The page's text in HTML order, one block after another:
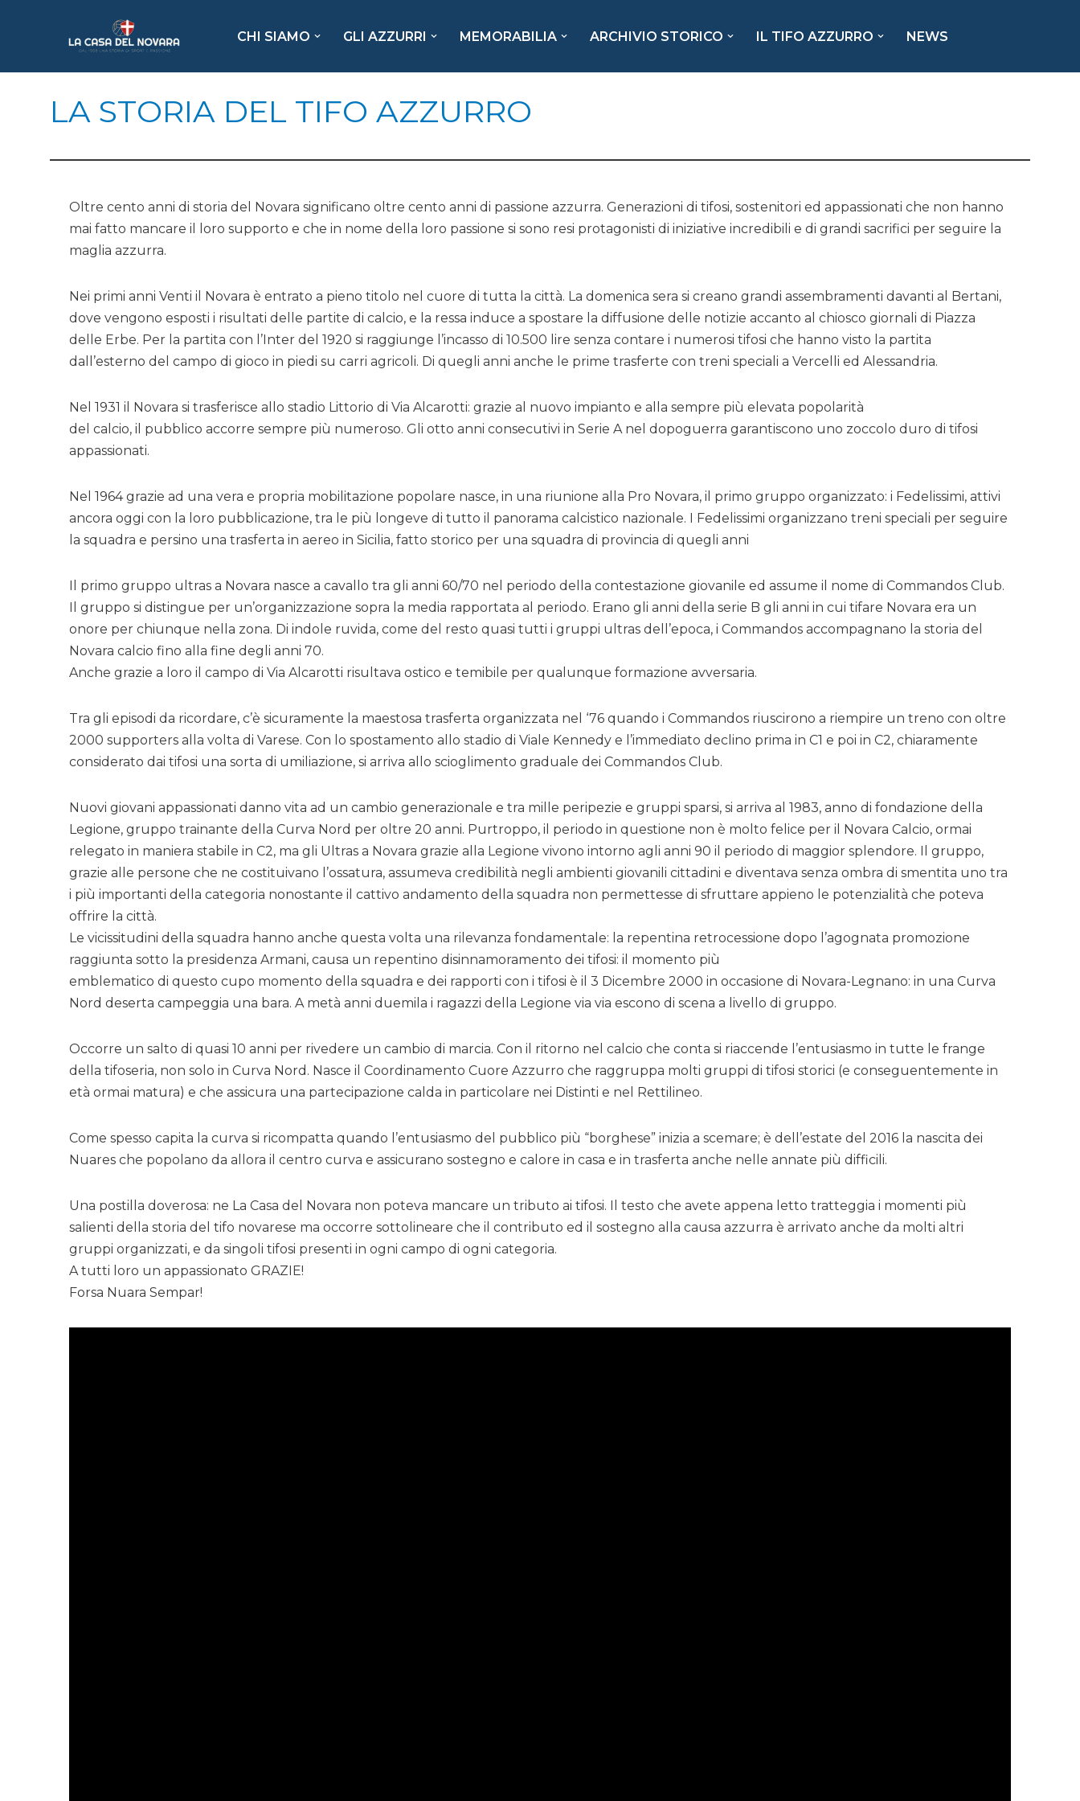
CHI SIAMO GLI AZZURRI MEMORABILIA ARCHIVIO STORICO IL TIFO AZZURRO NEWS
LA STORIA DEL TIFO AZZURRO
Oltre cento anni di storia del Novara significano oltre cento anni di passione azzurra. Generazioni di tifosi, sostenitori ed appassionati che non hanno
mai fatto mancare il loro supporto e che in nome della loro passione si sono resi protagonisti di iniziative incredibili e di grandi sacrifici per seguire la
maglia azzurra.
Nei primi anni Venti il Novara è entrato a pieno titolo nel cuore di tutta la città. La domenica sera si creano grandi assembramenti davanti al Bertani,
dove vengono esposti i risultati delle partite di calcio, e la ressa induce a spostare la diffusione delle notizie accanto al chiosco giornali di Piazza
delle Erbe. Per la partita con l’Inter del 1920 si raggiunge l’incasso di 10.500 lire senza contare i numerosi tifosi che hanno visto la partita
dall’esterno del campo di gioco in piedi su carri agricoli. Di quegli anni anche le prime trasferte con treni speciali a Vercelli ed Alessandria.
Nel 1931 il Novara si trasferisce allo stadio Littorio di Via Alcarotti: grazie al nuovo impianto e alla sempre più elevata popolarità
del calcio, il pubblico accorre sempre più numeroso. Gli otto anni consecutivi in Serie A nel dopoguerra garantiscono uno zoccolo duro di tifosi
appassionati.
Nel 1964 grazie ad una vera e propria mobilitazione popolare nasce, in una riunione alla Pro Novara, il primo gruppo organizzato: i Fedelissimi, attivi
ancora oggi con la loro pubblicazione, tra le più longeve di tutto il panorama calcistico nazionale. I Fedelissimi organizzano treni speciali per seguire
la squadra e persino una trasferta in aereo in Sicilia, fatto storico per una squadra di provincia di quegli anni
Il primo gruppo ultras a Novara nasce a cavallo tra gli anni 60/70 nel periodo della contestazione giovanile ed assume il nome di Commandos Club.
Il gruppo si distingue per un’organizzazione sopra la media rapportata al periodo. Erano gli anni della serie B gli anni in cui tifare Novara era un
onore per chiunque nella zona. Di indole ruvida, come del resto quasi tutti i gruppi ultras dell’epoca, i Commandos accompagnano la storia del
Novara calcio fino alla fine degli anni 70.
Anche grazie a loro il campo di Via Alcarotti risultava ostico e temibile per qualunque formazione avversaria.
Tra gli episodi da ricordare, c’è sicuramente la maestosa trasferta organizzata nel ‘76 quando i Commandos riuscirono a riempire un treno con oltre
2000 supporters alla volta di Varese. Con lo spostamento allo stadio di Viale Kennedy e l’immediato declino prima in C1 e poi in C2, chiaramente
considerato dai tifosi una sorta di umiliazione, si arriva allo scioglimento graduale dei Commandos Club.
Nuovi giovani appassionati danno vita ad un cambio generazionale e tra mille peripezie e gruppi sparsi, si arriva al 1983, anno di fondazione della
Legione, gruppo trainante della Curva Nord per oltre 20 anni. Purtroppo, il periodo in questione non è molto felice per il Novara Calcio, ormai
relegato in maniera stabile in C2, ma gli Ultras a Novara grazie alla Legione vivono intorno agli anni 90 il periodo di maggior splendore. Il gruppo,
grazie alle persone che ne costituivano l’ossatura, assumeva credibilità negli ambienti giovanili cittadini e diventava senza ombra di smentita uno tra
i più importanti della categoria nonostante il cattivo andamento della squadra non permettesse di sfruttare appieno le potenzialità che poteva
offrire la città.
Le vicissitudini della squadra hanno anche questa volta una rilevanza fondamentale: la repentina retrocessione dopo l’agognata promozione
raggiunta sotto la presidenza Armani, causa un repentino disinnamoramento dei tifosi: il momento più
emblematico di questo cupo momento della squadra e dei rapporti con i tifosi è il 3 Dicembre 2000 in occasione di Novara-Legnano: in una Curva
Nord deserta campeggia una bara. A metà anni duemila i ragazzi della Legione via via escono di scena a livello di gruppo.
Occorre un salto di quasi 10 anni per rivedere un cambio di marcia. Con il ritorno nel calcio che conta si riaccende l’entusiasmo in tutte le frange
della tifoseria, non solo in Curva Nord. Nasce il Coordinamento Cuore Azzurro che raggruppa molti gruppi di tifosi storici (e conseguentemente in
età ormai matura) e che assicura una partecipazione calda in particolare nei Distinti e nel Rettilineo.
Come spesso capita la curva si ricompatta quando l’entusiasmo del pubblico più “borghese” inizia a scemare; è dell’estate del 2016 la nascita dei
Nuares che popolano da allora il centro curva e assicurano sostegno e calore in casa e in trasferta anche nelle annate più difficili.
Una postilla doverosa: ne La Casa del Novara non poteva mancare un tributo ai tifosi. Il testo che avete appena letto tratteggia i momenti più
salienti della storia del tifo novarese ma occorre sottolineare che il contributo ed il sostegno alla causa azzurra è arrivato anche da molti altri
gruppi organizzati, e da singoli tifosi presenti in ogni campo di ogni categoria.
A tutti loro un appassionato GRAZIE!
Forsa Nuara Sempar!